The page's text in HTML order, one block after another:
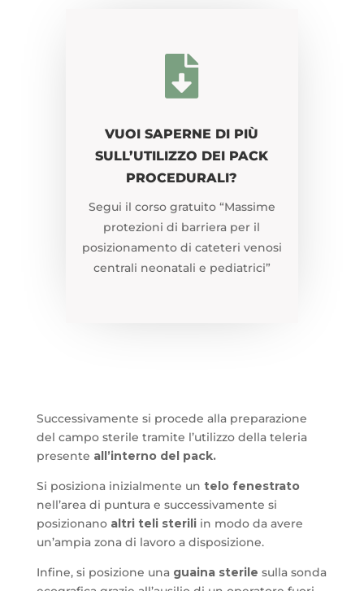

VUOI SAPERNE DI PIÙ
SULL’UTILIZZO DEI PACK
PROCEDURALI?
Segui il corso gratuito “Massime
protezioni di barriera per il
posizionamento di cateteri venosi
centrali neonatali e pediatrici”
Successivamente si procede alla preparazione
del campo sterile tramite l’utilizzo della teleria
presente all’interno del pack.
Si posiziona inizialmente un telo fenestrato
nell’area di puntura e successivamente si
posizionano altri teli sterili in modo da avere
un’ampia zona di lavoro a disposizione.
Infine, si posizione una guaina sterile sulla sonda